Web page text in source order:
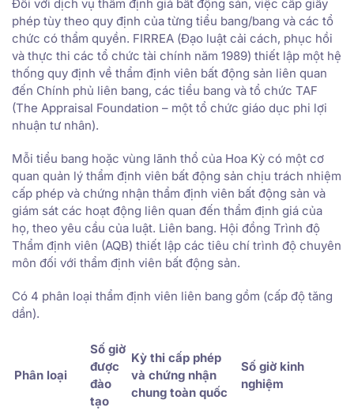
Đối với dịch vụ thẩm định giá bất động sản, việc cấp giấy
phép tùy theo quy định của từng tiểu bang/bang và các tổ
chức có thẩm quyền. FIRREA (Đạo luật cải cách, phục hồi
và thực thi các tổ chức tài chính năm 1989) thiết lập một hệ
thống quy định về thẩm định viên bất động sản liên quan
đến Chính phủ liên bang, các tiểu bang và tổ chức TAF
(The Appraisal Foundation – một tổ chức giáo dục phi lợi
nhuận tư nhân).
Mỗi tiểu bang hoặc vùng lãnh thổ của Hoa Kỳ có một cơ
quan quản lý thẩm định viên bất động sản chịu trách nhiệm
cấp phép và chứng nhận thẩm định viên bất động sản và
giám sát các hoạt động liên quan đến thẩm định giá của
họ, theo yêu cầu của luật. Liên bang. Hội đồng Trình độ
Thẩm định viên (AQB) thiết lập các tiêu chí trình độ chuyên
môn đối với thẩm định viên bất động sản.
Có 4 phân loại thẩm định viên liên bang gồm (cấp độ tăng
dần).
Phân loại
Số giờ
được
đào
tạo
Kỳ thi cấp phép
và chứng nhận
chung toàn quốc
Số giờ kinh
nghiệm